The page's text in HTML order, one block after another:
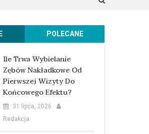
POLECANE
Ile Trwa Wybielanie
Zębów Nakładkowe Od
Pierwszej Wizyty Do
Końcowego Efektu?
31 lipca, 2026
Redakcja